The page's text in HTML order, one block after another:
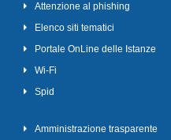
Attenzione al phishing
Elenco siti tematici
Portale OnLine delle Istanze
Wi-Fi
Spid
Amministrazione trasparente